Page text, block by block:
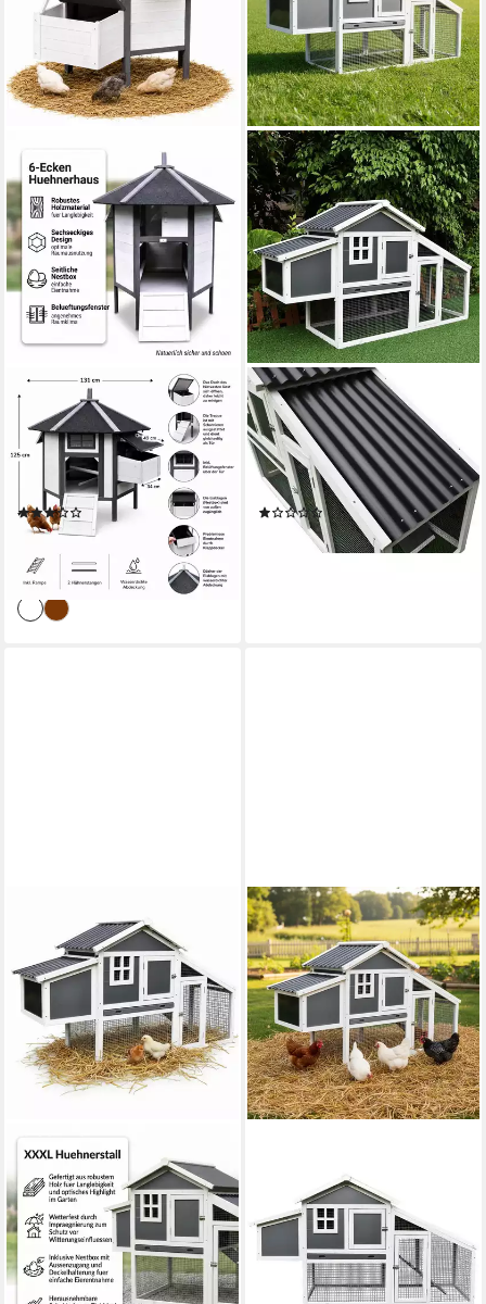
MUCOLA
Kleintierkäfig Gefügelstall
Hühnerhaus XXL 6-Ecken
Freigehege Kleintierstall, für
5-8 Hühner
(11)
169,80 € UVP
-29%
lieferbar - in 3-4 Werktagen bei dir
MELKO
Kleintierkäfig Geflügelstall
Hühnerstall in Grau Weiß
Hühnerhaus Hühnerkäfig,
Imprägniert
(1)
144,80 € UVP229,90 €